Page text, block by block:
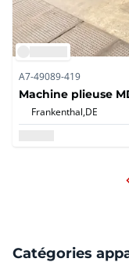
A7-49089-419
Machine plieuse
Frankenthal,DE
Catégories